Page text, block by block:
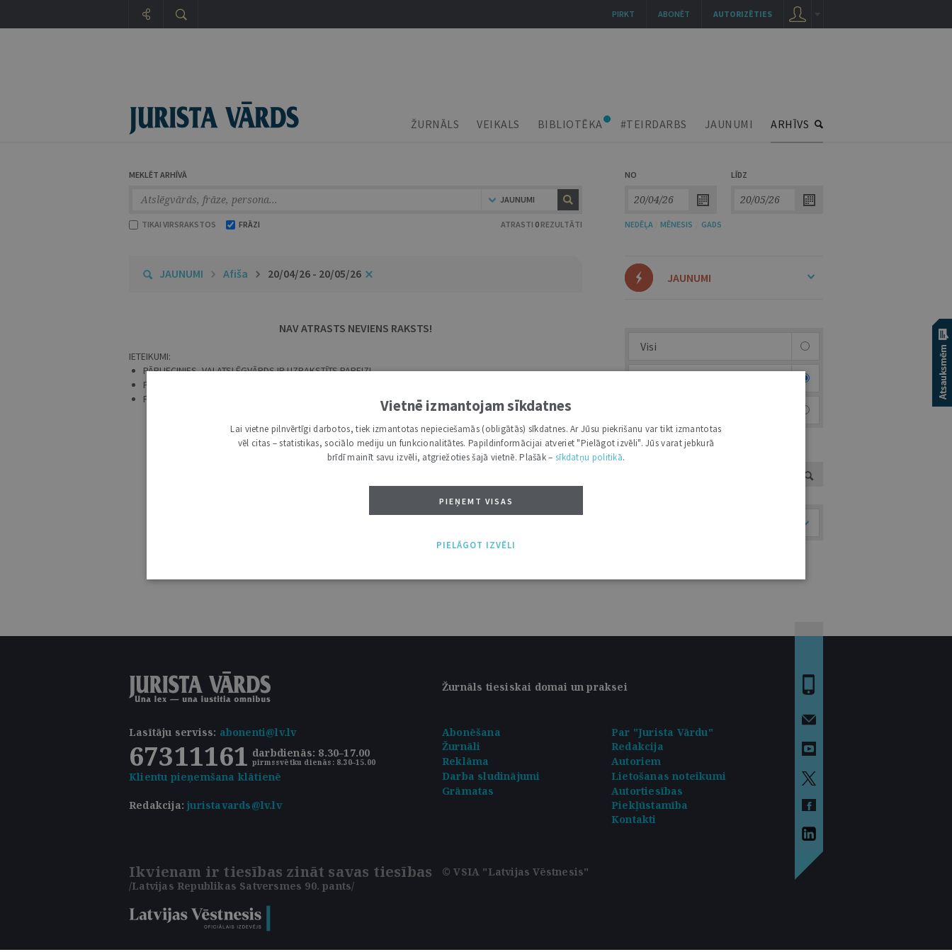
ŽURNĀLS VEIKALS BIBLIOTĒKA #TEIRDARBS JAUNUMI ARHĪVS
MEKLĒT ARHĪVĀ
JAUNUMI
TIKAI VIRSRAKSTOS FRĀZI ATRASTI 0 REZULTĀTI
NO LĪDZ
NEDĒĻA MĒNESIS GADS
JAUNUMI Afiša 20/04/26 - 20/05/26
NAV ATRASTS NEVIENS RAKSTS!
IETEIKUMI:
PĀRLIECINIES, VAI ATSLĒGVĀRDS IR UZRAKSTĪTS PAREIZI.
PRECIZĒ MEKLĒŠANAS PIEPRASĪJUMU.
PĀRBAUDI, VAI IR IZVĒLĒTS ATBILSTOŠS MEKLĒŠANAS LAUKS.
JAUNUMI
Visi
Žurnāls tiesiskai domai un praksei
Lasītāju serviss: abonenti@lv.lv
67311161 darbdienās: 8.30–17.00
pirmssvētku dienās: 8.30–15.00
Klientu pieņemšana klātienē
Abonēšana
Par "Jurista Vārdu"
Žurnāli
Redakcija
Reklāma
Autoriem
Darba sludinājumi
Lietošanas noteikumi
Redakcija:juristavards@lv.lv
Grāmatas
Autortiesības
Piekļūstamība
Kontakti
Ikvienam ir tiesības zināt savas tiesības
/Latvijas Republikas Satversmes 90. pants/
© VSIA "Latvijas Vēstnesis"
AUTORIZĒTIES
ABONĒT
PIRKT
Vietnē izmantojam sīkdatnes
Lai vietne pilnvērtīgi darbotos, tiek izmantotas nepieciešamās (obligātās) sīkdatnes. Ar Jūsu piekrišanu var tikt izmantotas
vēl citas – statistikas, sociālo mediju un funkcionalitātes. Papildinformācijai atveriet "Pielāgot izvēli". Jūs varat jebkurā
brīdī mainīt savu izvēli, atgriežoties šajā vietnē. Plašāk – sīkdatņu politikā.
PIEŅEMT VISAS
PIELĀGOT IZVĒLI